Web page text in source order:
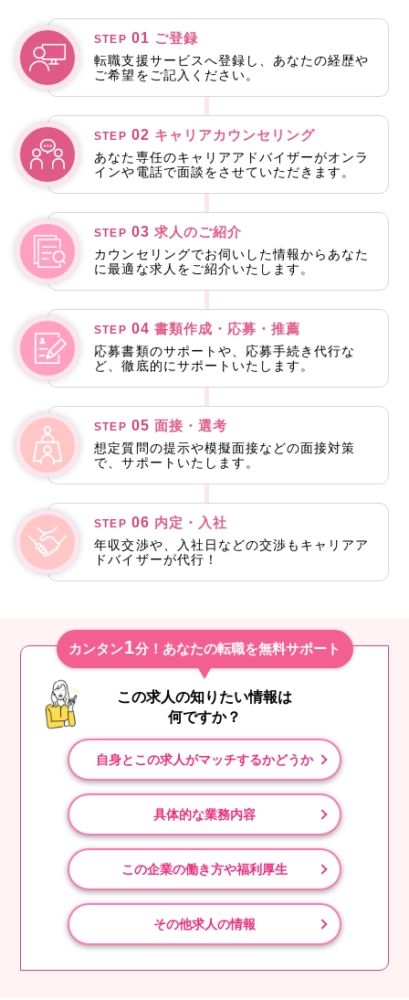
STEP 01 ご登録
転職支援サービスへ登録し、あなたの経歴や
ご希望をご記入ください。
STEP 02 キャリアカウンセリング
あなた専任のキャリアアドバイザーがオンラ
インや電話で面談をさせていただきます。
STEP 03 求人のご紹介
カウンセリングでお伺いした情報からあなた
に最適な求人をご紹介いたします。
STEP 04 書類作成・応募・推薦
応募書類のサポートや、応募手続き代行な
ど、徹底的にサポートいたします。
STEP 05 面接・選考
想定質問の提示や模擬面接などの面接対策
で、サポートいたします。
STEP 06 内定・入社
年収交渉や、入社日などの交渉もキャリアア
ドバイザーが代行！
カンタン1分！あなたの転職を無料サポート
この求人の知りたい情報は
何ですか？
自身とこの求人がマッチするかどうか
具体的な業務内容
この企業の働き方や福利厚生
その他求人の情報